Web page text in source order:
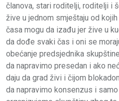
članova, stari roditelji, roditelji i
žive u jednom smještaju od
časa mogu da izađu jer žive u
da dođe svaki čas i oni se
obećanje predsjednika
da napravimo presedan i ako
daju da grad živi i čijom
da napravimo konsenzus i